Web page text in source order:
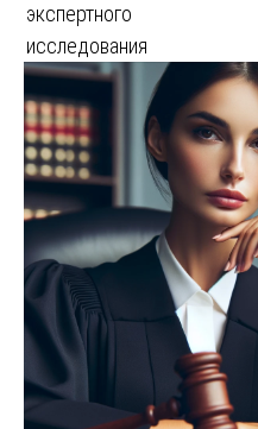
экспертного
исследования